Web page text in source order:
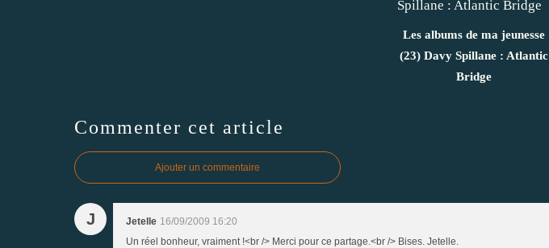
Les albums de ma jeunesse
(23) Davy Spillane : Atlantic
Bridge
Commenter cet article
Ajouter un commentaire
J Jetelle 16/09/2009 16:20
Un réel bonheur, vraiment !<br /> Merci pour ce partage.<br /> Bises. Jetelle.